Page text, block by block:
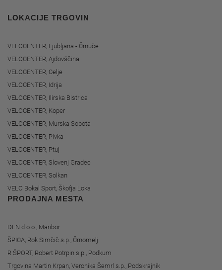
LOKACIJE TRGOVIN
VELOCENTER, Ljubljana - Črnuče
VELOCENTER, Ajdovščina
VELOCENTER, Celje
VELOCENTER, Idrija
VELOCENTER, Ilirska Bistrica
VELOCENTER, Koper
VELOCENTER, Murska Sobota
VELOCENTER, Pivka
VELOCENTER, Ptuj
VELOCENTER, Slovenj Gradec
VELOCENTER, Solkan
VELO Bokal Sport, Škofja Loka
PRODAJNA MESTA
DEN d.o.o., Maribor
ŠPICA, Rok Simčič s.p., Črnomelj
R ŠPORT, Robert Potrpin s.p., Podkum
Trgovina Martin Krpan, Veronika Šemrl s.p., Podskrajnik